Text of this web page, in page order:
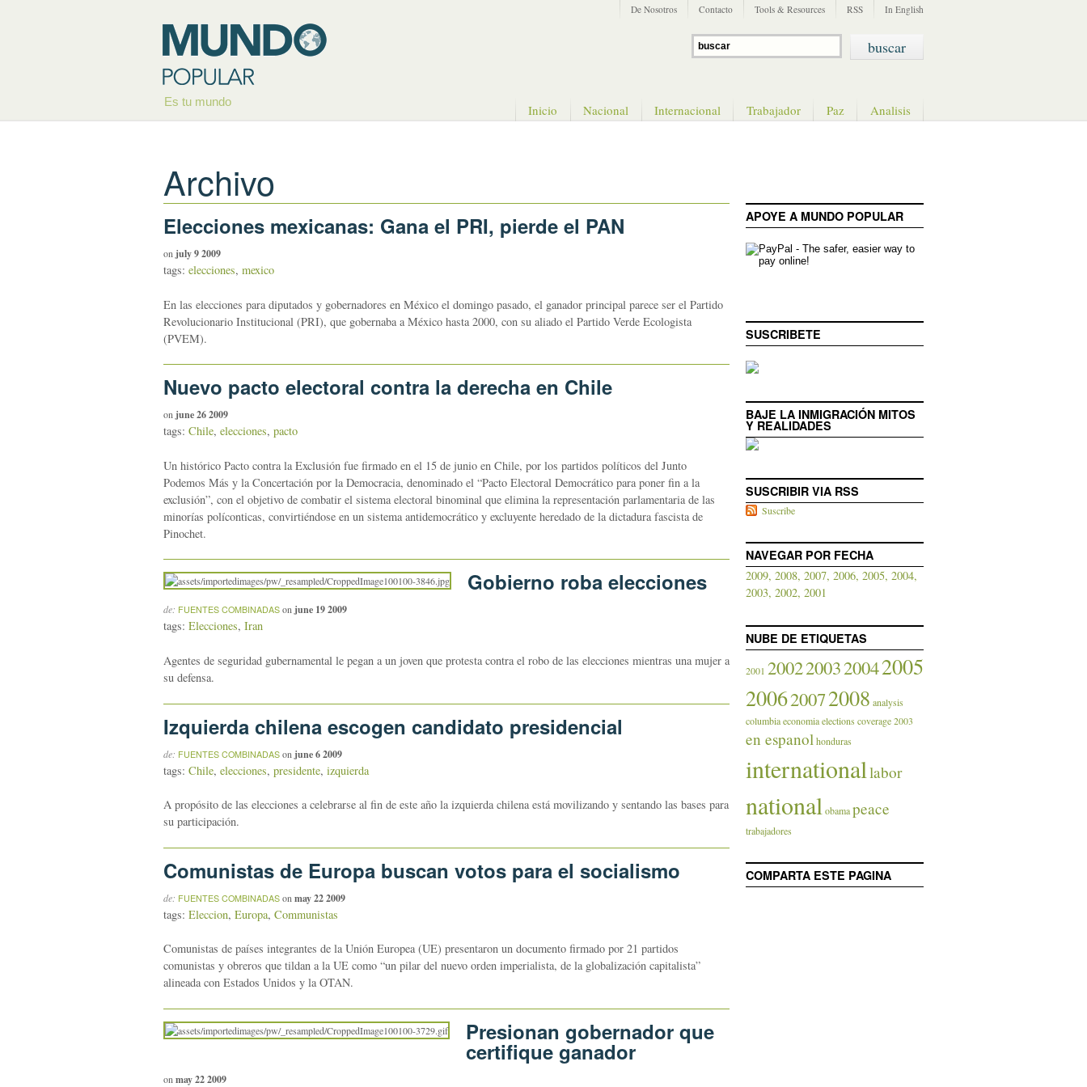
Es tu mundo
De Nosotros Contacto Tools & Resources RSS In English
Inicio Nacional Internacional Trabajador Paz Analisis
Archivo
Elecciones mexicanas: Gana el PRI, pierde el PAN
on july 9 2009
tags: elecciones, mexico
En las elecciones para diputados y gobernadores en México el domingo pasado, el ganador principal parece ser el Partido
Revolucionario Institucional (PRI), que gobernaba a México hasta 2000, con su aliado el Partido Verde Ecologista
(PVEM).
Nuevo pacto electoral contra la derecha en Chile
on june 26 2009
tags: Chile, elecciones, pacto
Un histórico Pacto contra la Exclusión fue firmado en el 15 de junio en Chile, por los partidos políticos del Junto
Podemos Más y la Concertación por la Democracia, denominado el “Pacto Electoral Democrático para poner fin a la
exclusión”, con el objetivo de combatir el sistema electoral binominal que elimina la representación parlamentaria de las
minorías políconticas, convirtiéndose en un sistema antidemocrático y excluyente heredado de la dictadura fascista de
Pinochet.
Gobierno roba elecciones
de: FUENTES COMBINADAS on june 19 2009
tags: Elecciones, Iran
Agentes de seguridad gubernamental le pegan a un joven que protesta contra el robo de las elecciones mientras una mujer a
su defensa.
Izquierda chilena escogen candidato presidencial
de: FUENTES COMBINADAS on june 6 2009
tags: Chile, elecciones, presidente, izquierda
A propósito de las elecciones a celebrarse al fin de este año la izquierda chilena está movilizando y sentando las bases para
su participación.
Comunistas de Europa buscan votos para el socialismo
de: FUENTES COMBINADAS on may 22 2009
tags: Eleccion, Europa, Communistas
Comunistas de países integrantes de la Unión Europea (UE) presentaron un documento firmado por 21 partidos
comunistas y obreros que tildan a la UE como “un pilar del nuevo orden imperialista, de la globalización capitalista”
alineada con Estados Unidos y la OTAN.
Presionan gobernador que
certifique ganador
on may 22 2009
APOYE A MUNDO POPULAR
SUSCRIBETE
BAJE LA INMIGRACIÓN MITOS
Y REALIDADES
SUSCRIBIR VIA RSS
Suscribe
NAVEGAR POR FECHA
2009, 2008, 2007, 2006, 2005, 2004,
2003, 2002, 2001
NUBE DE ETIQUETAS
2001 2002200320042005
200620072008 analysis
columbiaeconomiaelections coverage 2003
en espanolhonduras
internationallabor
nationalobamapeace
trabajadores
COMPARTA ESTE PAGINA